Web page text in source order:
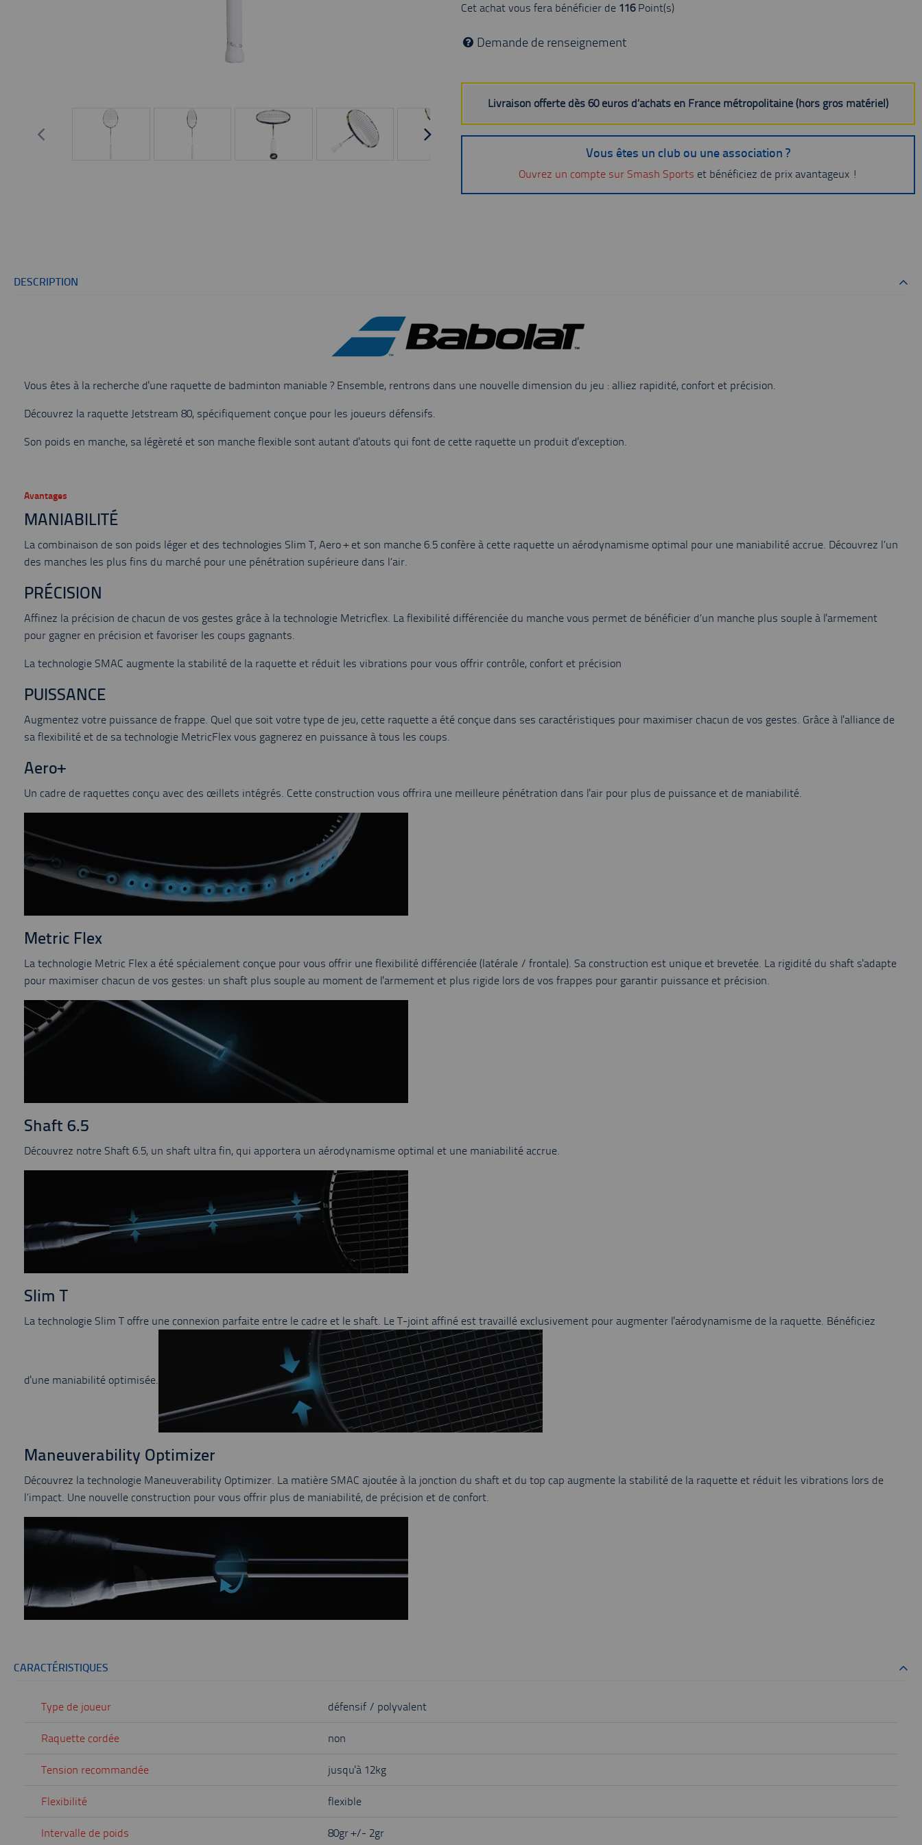
Cet achat vous fera bénéficier de 116Point(s)
Demande de renseignement
Livraison offerte dès 60 euros d’achats en France métropolitaine (hors gros matériel)
Vous êtes un club ou une association ?
Ouvrez un compte sur Smash Sports et bénéficiez de prix avantageux !
DESCRIPTION
Vous êtes à la recherche d'une raquette de badminton maniable ? Ensemble, rentrons dans une nouvelle dimension du jeu : alliez rapidité, confort et précision.
Découvrez la raquette Jetstream 80, spécifiquement conçue pour les joueurs défensifs.
Son poids en manche, sa légèreté et son manche flexible sont autant d'atouts qui font de cette raquette un produit d'exception.
Avantages
MANIABILITÉ
La combinaison de son poids léger et des technologies Slim T, Aero + et son manche 6.5 confère à cette raquette un aérodynamisme optimal pour une maniabilité accrue. Découvrez l’un
des manches les plus fins du marché pour une pénétration supérieure dans l’air.
PRÉCISION
Affinez la précision de chacun de vos gestes grâce à la technologie Metricflex. La flexibilité différenciée du manche vous permet de bénéficier d’un manche plus souple à l'armement
pour gagner en précision et favoriser les coups gagnants.
La technologie SMAC augmente la stabilité de la raquette et réduit les vibrations pour vous offrir contrôle, confort et précision
PUISSANCE
Augmentez votre puissance de frappe. Quel que soit votre type de jeu, cette raquette a été conçue dans ses caractéristiques pour maximiser chacun de vos gestes. Grâce à l'alliance de
sa flexibilité et de sa technologie MetricFlex vous gagnerez en puissance à tous les coups.
Aero+
Un cadre de raquettes conçu avec des œillets intégrés. Cette construction vous offrira une meilleure pénétration dans l'air pour plus de puissance et de maniabilité.
Metric Flex
La technologie Metric Flex a été spécialement conçue pour vous offrir une flexibilité différenciée (latérale / frontale). Sa construction est unique et brevetée. La rigidité du shaft s'adapte
pour maximiser chacun de vos gestes: un shaft plus souple au moment de l'armement et plus rigide lors de vos frappes pour garantir puissance et précision.
Shaft 6.5
Découvrez notre Shaft 6.5, un shaft ultra fin, qui apportera un aérodynamisme optimal et une maniabilité accrue.
Slim T
La technologie Slim T offre une connexion parfaite entre le cadre et le shaft. Le T-joint affiné est travaillé exclusivement pour augmenter l'aérodynamisme de la raquette. Bénéficiez
d'une maniabilité optimisée.
Maneuverability Optimizer
Découvrez la technologie Maneuverability Optimizer. La matière SMAC ajoutée à la jonction du shaft et du top cap augmente la stabilité de la raquette et réduit les vibrations lors de
l’impact. Une nouvelle construction pour vous offrir plus de maniabilité, de précision et de confort.
CARACTÉRISTIQUES
Type de joueur défensif / polyvalent
Raquette cordée non
Tension recommandée jusqu'à 12kg
Flexibilité flexible
Intervalle de poids 80gr +/- 2gr